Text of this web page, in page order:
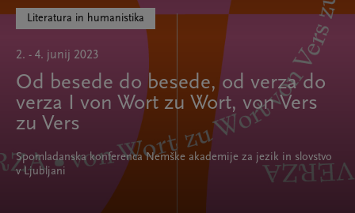
Literatura in humanistika
2. - 4. junij 2023
Od besede do besede, od verza do
verza I von Wort zu Wort, von Vers
zu Vers
Spomladanska konferenca Nemške akademije za jezik in slovstvo
v Ljubljani